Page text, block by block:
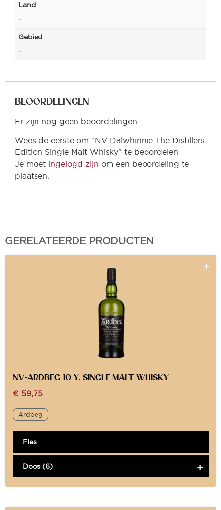
Land
–
Gebied
–
BEOORDELINGEN
Er zijn nog geen beoordelingen.
Wees de eerste om “NV-Dalwhinnie The Distillers
Edition Single Malt Whisky” te beoordelen
Je moet ingelogd zijn om een beoordeling te
plaatsen.
GERELATEERDE PRODUCTEN
NV-ARDBEG 10 Y. SINGLE MALT WHISKY
€ 59,75
Ardbeg
Fles
Doos (6)